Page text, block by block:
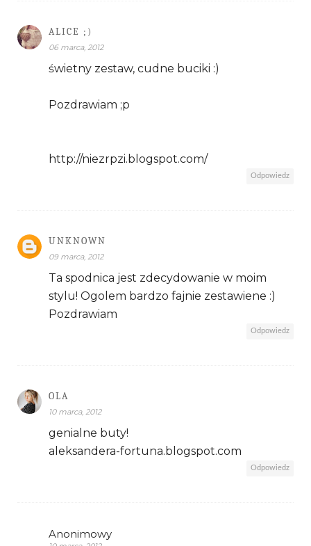
ALICE ;)
06 marca, 2012
świetny zestaw, cudne buciki :)
Pozdrawiam ;p
http://niezrpzi.blogspot.com/
Odpowiedz
UNKNOWN
09 marca, 2012
Ta spodnica jest zdecydowanie w moim
stylu! Ogolem bardzo fajnie zestawiene :)
Pozdrawiam
Odpowiedz
OLA
10 marca, 2012
genialne buty!
aleksandera-fortuna.blogspot.com
Odpowiedz
Anonimowy